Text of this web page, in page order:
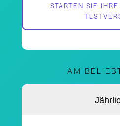
STARTEN SIE
AM